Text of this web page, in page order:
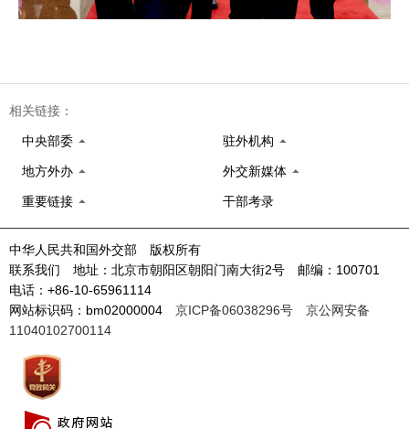
相关链接：
中央部委 驻外机构
地方外办 外交新媒体
重要链接 干部考录
中华人民共和国外交部 版权所有
联系我们 地址：北京市朝阳区朝阳门南大街2号 邮编：100701
电话：+86-10-65961114
网站标识码：bm02000004 京ICP备06038296号
京公网安备
11040102700114